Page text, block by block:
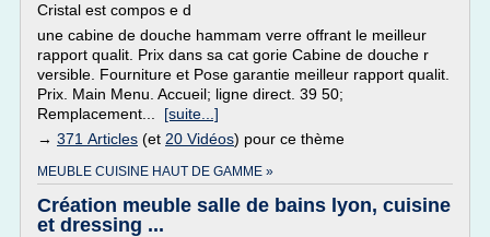
Cristal est compos e d
une cabine de douche hammam verre offrant le meilleur
rapport qualit. Prix dans sa cat gorie Cabine de douche r
versible. Fourniture et Pose garantie meilleur rapport qualit.
Prix. Main Menu. Accueil; ligne direct. 39 50;
Remplacement... [suite...]
→ 371 Articles (et 20 Vidéos) pour ce thème
MEUBLE CUISINE HAUT DE GAMME »
Création meuble salle de bains lyon, cuisine
et dressing ...